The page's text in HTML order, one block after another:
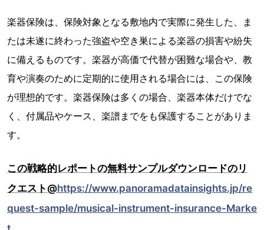
楽器保険は、保険対象となる敷地内で実際に発生した、ま
たは未遂に終わった強盗や空き巣による楽器の損害や紛失
に備えるものです。楽器が高価で代替が困難な場合や、教
育や演奏のために定期的に使用される場合には、この保険
が理想的です。楽器保険は多くの場合、楽器本体だけでな
く、付属品やケース、楽譜までをも保護することがありま
す。
この戦略的レポートの無料サンプルダウンロードのリ
クエスト@https://www.panoramadatainsights.jp/re
quest-sample/musical-instrument-insurance-Marke